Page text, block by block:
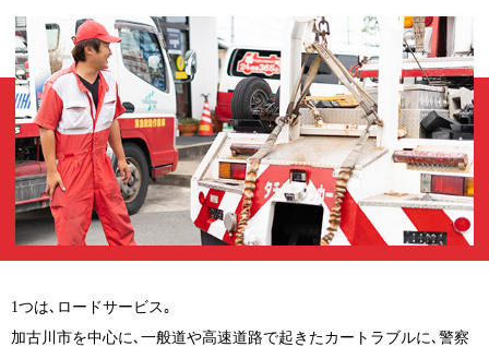
1つは､ロードサービス｡
加古川市を中心に､一般道や高速道路で起きたカートラブルに､警察